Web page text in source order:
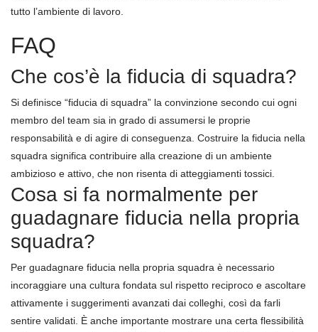
tutto l’ambiente di lavoro.
FAQ
Che cos’è la fiducia di squadra?
Si definisce “fiducia di squadra” la convinzione secondo cui ogni
membro del team sia in grado di assumersi le proprie
responsabilità e di agire di conseguenza. Costruire la fiducia nella
squadra significa contribuire alla creazione di un ambiente
ambizioso e attivo, che non risenta di atteggiamenti tossici.
Cosa si fa normalmente per
guadagnare fiducia nella propria
squadra?
Per guadagnare fiducia nella propria squadra è necessario
incoraggiare una cultura fondata sul rispetto reciproco e ascoltare
attivamente i suggerimenti avanzati dai colleghi, così da farli
sentire validati. È anche importante mostrare una certa flessibilità